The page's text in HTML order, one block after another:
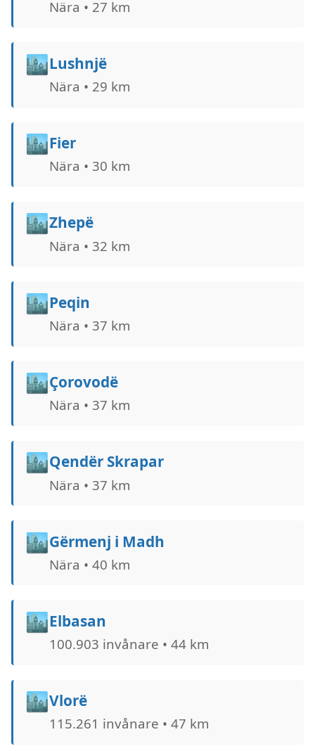
Nära • 27 km
🏙️Lushnjë
Nära • 29 km
🏙️Fier
Nära • 30 km
🏙️Zhepë
Nära • 32 km
🏙️Peqin
Nära • 37 km
🏙️Çorovodë
Nära • 37 km
🏙️Qendër Skrapar
Nära • 37 km
🏙️Gërmenj i Madh
Nära • 40 km
🏙️Elbasan
100.903 invånare • 44 km
🏙️Vlorë
115.261 invånare • 47 km